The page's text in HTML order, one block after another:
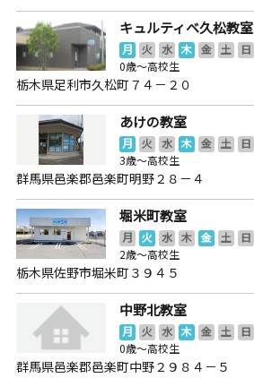
キュルティベ久松教室
月 火 水 木 金 土
日
0歳～高校生
栃木県足利市久松町７４－２０
あけの教室
月 火 水 木 金 土
日
3歳～高校生
群馬県邑楽郡邑楽町明野２８－４
堀米町教室
月 火 水 木 金 土
日
2歳～高校生
栃木県佐野市堀米町３９４５
中野北教室
月 火 水 木 金 土
日
0歳～高校生
群馬県邑楽郡邑楽町中野２９８４－５